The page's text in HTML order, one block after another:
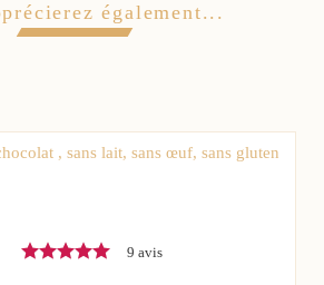
également...
, sans lait, sans œuf, sans gluten
9 avis